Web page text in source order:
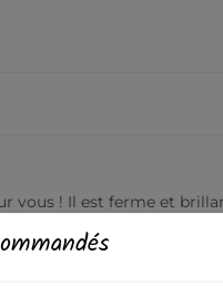
vous ! Il est ferme et